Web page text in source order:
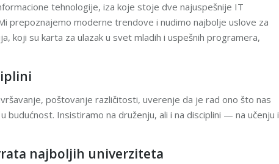
tehnologije, iza koje stoje dve najuspešnije IT
prepoznajemo moderne trendove i nudimo najbolje uslove za
koji su karta za ulazak u svet mladih i uspešnih programera,
poštovanje različitosti, uverenje da je rad ono što nas
Insistiramo na druženju, ali i na disciplini — na učenju i
najboljih univerziteta